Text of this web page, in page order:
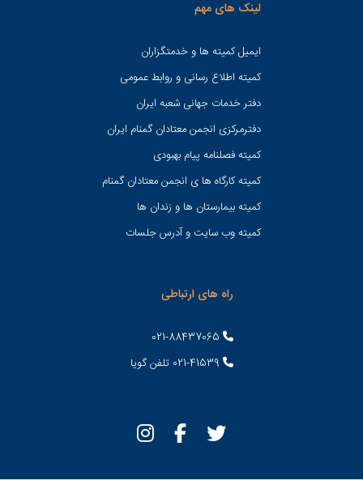
لینک های مهم
ایمیل کمیته ها و خدمتگزاران
کميته اطلاع رسانی و روابط عمومی
دفتر خدمات جهانی شعبه ايران
دفترمرکزی انجمن معتادان گمنام ایران
کمیته فصلنامه پیام بهبودی
کمیته کارگاه ها ی انجمن معتادان گمنام
کمیته بیمارستان ها و زندان ها
کمیته وب سایت و آدرس جلسات
راه های ارتباطی